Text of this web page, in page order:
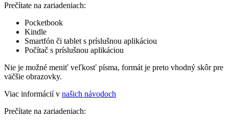
Prečítate na zariadeniach:
Pocketbook
Kindle
Smartfón či tablet s príslušnou aplikáciou
Počítač s príslušnou aplikáciou
Nie je možné meniť veľkosť písma, formát je preto vhodný skôr pre
väčšie obrazovky.
Viac informácií v našich návodoch
Prečítate na zariadeniach: